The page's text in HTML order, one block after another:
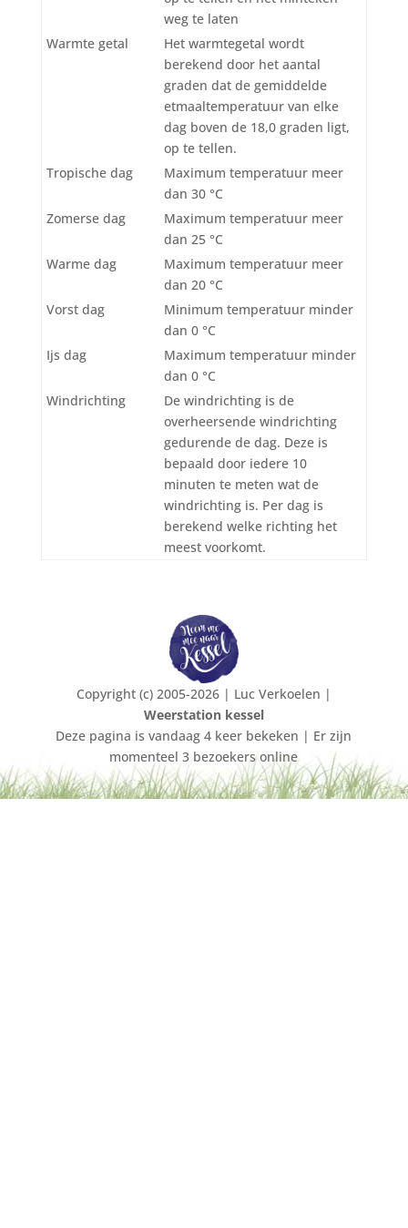
weg te laten
Warmte getal
Het warmtegetal wordt
berekend door het aantal
graden dat de gemiddelde
etmaaltemperatuur van elke
dag boven de 18,0 graden ligt,
op te tellen.
Tropische dag
Maximum temperatuur meer
dan 30 °C
Zomerse dag
Maximum temperatuur meer
dan 25 °C
Warme dag
Maximum temperatuur meer
dan 20 °C
Vorst dag
Minimum temperatuur minder
dan 0 °C
Ijs dag
Maximum temperatuur minder
dan 0 °C
Windrichting
De windrichting is de
overheersende windrichting
gedurende de dag. Deze is
bepaald door iedere 10
minuten te meten wat de
windrichting is. Per dag is
berekend welke richting het
meest voorkomt.
Copyright (c) 2005-2026 | Luc Verkoelen |
Weerstation kessel
Deze pagina is vandaag 4 keer bekeken | Er zijn
momenteel 3 bezoekers online